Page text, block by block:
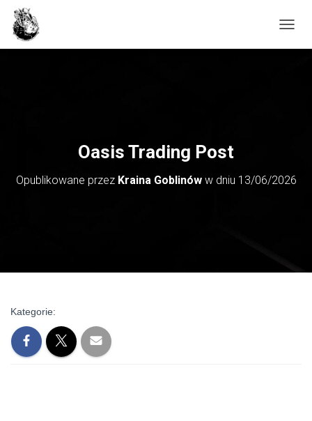
Oasis Trading Post
Opublikowane przez Kraina Goblinóww dniu 13/06/2026
Kategorie: